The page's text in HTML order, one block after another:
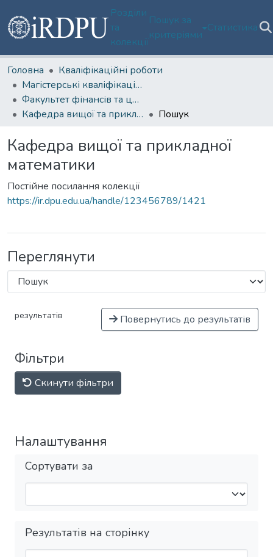
Розділи
та
колекції
Пошук за
критеріями
Статистика
Головна
Кваліфікаційні роботи
Магістерські кваліфікаційні роботи
Факультет фінансів та цифрових технологій
Кафедра вищої та прикладної математики
Пошук
Кафедра вищої та прикладної
математики
Постійне посилання колекції
https://ir.dpu.edu.ua/handle/123456789/1421
Переглянути
результатів Повернутись до результатів
Фільтри
Скинути фільтри
Налаштування
Сортувати за
Результатів на сторінку